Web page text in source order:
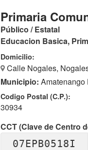
Primaria
Público / Estatal
Educacion Basica,
Domicilio:
Calle Nogales,
Municipio: Amatenango
Codigo Postal (C.P.):
30934
CCT (Clave de Centro
07EPB0518I